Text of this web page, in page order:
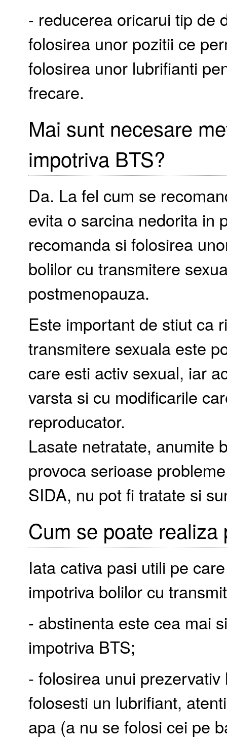
- reducerea oricarui tip de
folosirea unor pozitii ce
folosirea unor lubrifianti
frecare.
Mai sunt necesare
impotriva BTS?
Da. La fel cum se
evita o sarcina nedorita in
recomanda si folosirea
bolilor cu transmitere
postmenopauza.
Este important de stiut ca
transmitere sexuala este
care esti activ sexual, iar
varsta si cu modificarile
reproducator.
Lasate netratate, anumite
provoca serioase
SIDA, nu pot fi tratate si
Cum se poate
Iata cativa pasi utili pe
impotriva bolilor cu
- abstinenta este cea mai
impotriva BTS;
- folosirea unui
folosesti un lubrifiant,
apa (a nu se folosi cei pe